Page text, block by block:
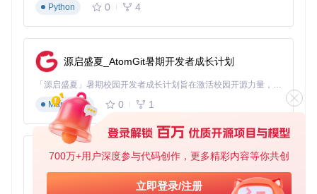
700万+用户深度参与代码创作，更多精彩内容等你共创
立即登录/注册
    user_id
INT NOT NULL
    behavior_time DATETIME
NOT NULL,
    product_id
    price
DECIMAL(10, 2)
) ENGINE
PRIMARY KEY(user_id, behavior_time)
DISTRIBUTED
HASH(user_id)
PROPERTIES("replication_num"
基础导入操作
以CSV格式数据为例，使用curl命令进行数据导入：
curl --location-trusted -u root: \
Python
0 4
源启盛夏_AtomGit暑期开发者成长计划
「源启盛夏」暑期校园开发者成长计划旨在激活校园开源力量，通过积分激励、认证扶持、资源倾斜等形式，引导高校组织和开发者完成「入驻 — 建项目 — 做贡献 — 获认证 — 得资源」的完整闭环。无论你是想带领社团入驻平台的组织者，还是希望用代码贡献证明自己的开发者，都能在这里找到属于你的成长路径。
Markdown
0 1
py-xiaozhi
基于Python的Xiaozhi AI，适用于想要完整Xiaozhi体验而无需拥有专用硬件的用户。